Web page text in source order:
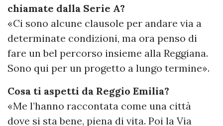
chiamate dalla Serie A?
«Ci sono alcune clausole per andare via a
determinate condizioni, ma ora penso di
fare un bel percorso insieme alla Reggiana.
Sono qui per un progetto a lungo termine».
Cosa ti aspetti da Reggio Emilia?
«Me l’hanno raccontata come una città
dove si sta bene, piena di vita. Poi la Via